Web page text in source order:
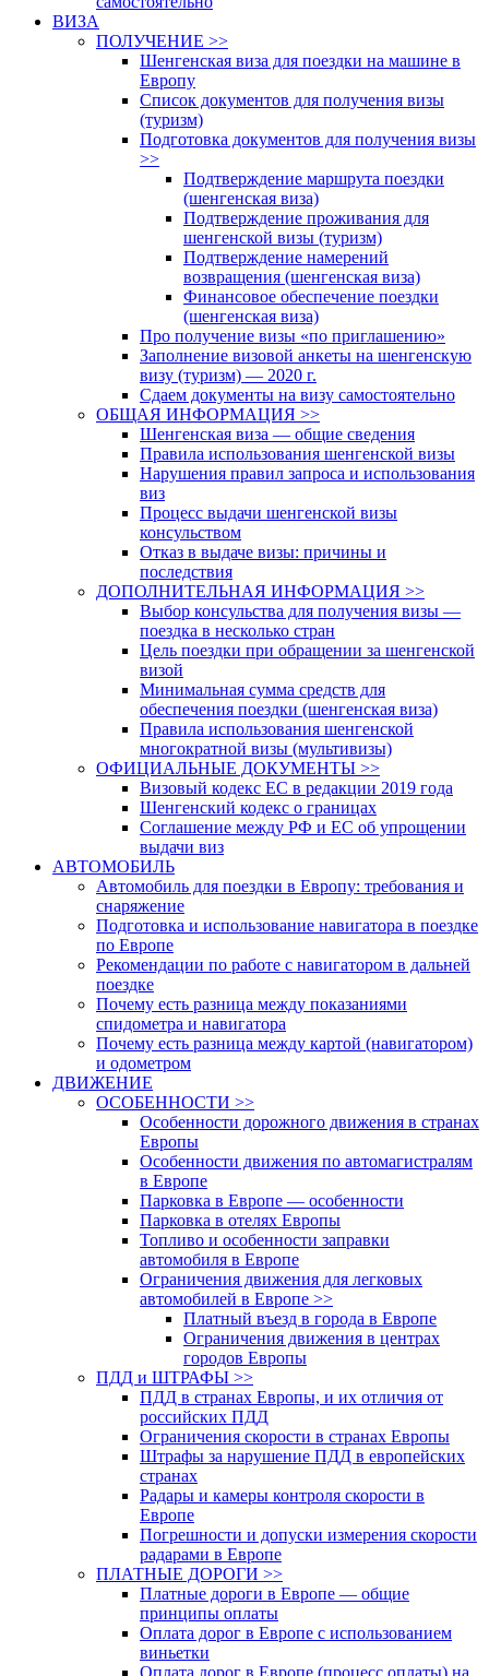
ВИЗА
ПОЛУЧЕНИЕ >>
Шенгенская виза для поездки на машине в
Европу
Список документов для получения визы
(туризм)
Подготовка документов для получения визы
>>
Подтверждение маршрута поездки
(шенгенская виза)
Подтверждение проживания для
шенгенской визы (туризм)
Подтверждение намерений
возвращения (шенгенская виза)
Финансовое обеспечение поездки
(шенгенская виза)
Про получение визы «по приглашению»
Заполнение визовой анкеты на шенгенскую
визу (туризм) — 2020 г.
Сдаем документы на визу самостоятельно
ОБЩАЯ ИНФОРМАЦИЯ >>
Шенгенская виза — общие сведения
Правила использования шенгенской визы
Нарушения правил запроса и использования
виз
Процесс выдачи шенгенской визы
консульством
Отказ в выдаче визы: причины и
последствия
ДОПОЛНИТЕЛЬНАЯ ИНФОРМАЦИЯ >>
Выбор консульства для получения визы —
поездка в несколько стран
Цель поездки при обращении за шенгенской
визой
Минимальная сумма средств для
обеспечения поездки (шенгенская виза)
Правила использования шенгенской
многократной визы (мультивизы)
ОФИЦИАЛЬНЫЕ ДОКУМЕНТЫ >>
Визовый кодекс ЕС в редакции 2019 года
Шенгенский кодекс о границах
Соглашение между РФ и ЕС об упрощении
выдачи виз
АВТОМОБИЛЬ
Автомобиль для поездки в Европу: требования и
снаряжение
Подготовка и использование навигатора в поездке
по Европе
Рекомендации по работе с навигатором в дальней
поездке
Почему есть разница между показаниями
спидометра и навигатора
Почему есть разница между картой (навигатором)
и одометром
ДВИЖЕНИЕ
ОСОБЕННОСТИ >>
Особенности дорожного движения в странах
Европы
Особенности движения по автомагистралям
в Европе
Парковка в Европе — особенности
Парковка в отелях Европы
Топливо и особенности заправки
автомобиля в Европе
Ограничения движения для легковых
автомобилей в Европе >>
Платный въезд в города в Европе
Ограничения движения в центрах
городов Европы
ПДД и ШТРАФЫ >>
ПДД в странах Европы, и их отличия от
российских ПДД
Ограничения скорости в странах Европы
Штрафы за нарушение ПДД в европейских
странах
Радары и камеры контроля скорости в
Европе
Погрешности и допуски измерения скорости
радарами в Европе
ПЛАТНЫЕ ДОРОГИ >>
Платные дороги в Европе — общие
принципы оплаты
Оплата дорог в Европе с использованием
виньетки
Оплата дорог в Европе (процесс оплаты) на